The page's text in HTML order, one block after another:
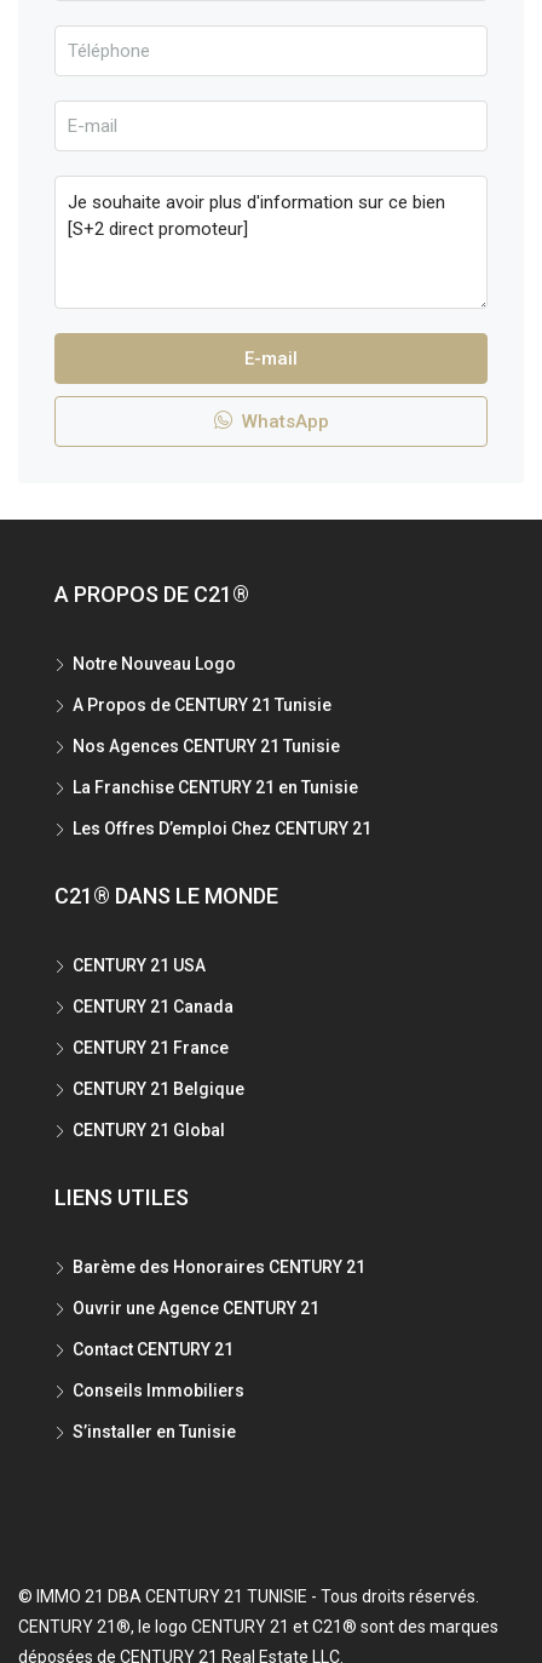
E-mail
WhatsApp
A PROPOS DE C21®
Notre Nouveau Logo
A Propos de CENTURY 21 Tunisie
Nos Agences CENTURY 21 Tunisie
La Franchise CENTURY 21 en Tunisie
Les Offres D’emploi Chez CENTURY 21
C21® DANS LE MONDE
CENTURY 21 USA
CENTURY 21 Canada
CENTURY 21 France
CENTURY 21 Belgique
CENTURY 21 Global
LIENS UTILES
Barème des Honoraires CENTURY 21
Ouvrir une Agence CENTURY 21
Contact CENTURY 21
Conseils Immobiliers
S’installer en Tunisie
© IMMO 21 DBA CENTURY 21 TUNISIE - Tous droits réservés.
CENTURY 21®, le logo CENTURY 21 et C21® sont des marques
déposées de CENTURY 21 Real Estate LLC.